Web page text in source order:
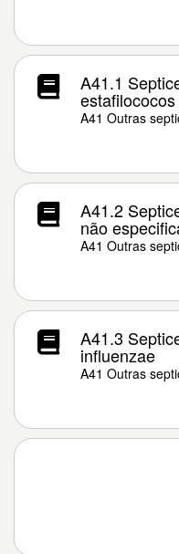
A41.1
A41 Outras
A41.2
não
A41 Outras
A41.3
influenzae
A41 Outras